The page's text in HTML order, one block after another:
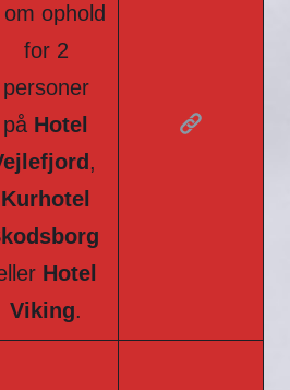
om ophold
for 2
personer
på Hotel
,
Kurhotel
Hotel
Viking.